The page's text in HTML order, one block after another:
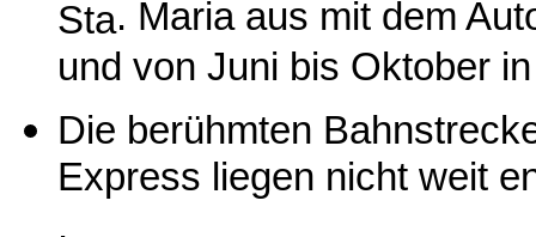
Sta. Maria aus mit dem
und von Juni bis Oktober
Die berühmten
Express liegen nicht weit